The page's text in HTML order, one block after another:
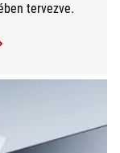
tervezve.